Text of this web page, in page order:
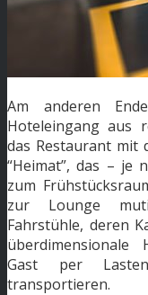
Am anderen
Hoteleingang aus
das Restaurant mit
“Heimat”, das – je
zum
zur Lounge
Fahrstühle, deren
überdimensionale
Gast per
transportieren.